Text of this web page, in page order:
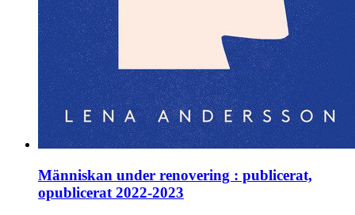
Människan under renovering : publicerat,
opublicerat 2022-2023